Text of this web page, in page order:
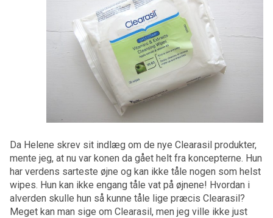
Da Helene skrev sit indlæg om de nye Clearasil produkter,
mente jeg, at nu var konen da gået helt fra koncepterne. Hun
har verdens sarteste øjne og kan ikke tåle nogen som helst
wipes. Hun kan ikke engang tåle vat på øjnene! Hvordan i
alverden skulle hun så kunne tåle lige præcis Clearasil?
Meget kan man sige om Clearasil, men jeg ville ikke just